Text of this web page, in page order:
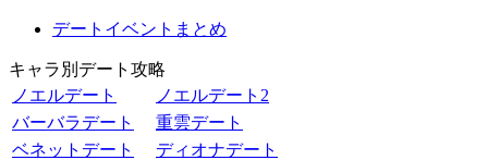
デートイベントまとめ
キャラ別デート攻略
ノエルデート
ノエルデート2
バーバラデート
重雲デート
ベネットデート
ディオナデート